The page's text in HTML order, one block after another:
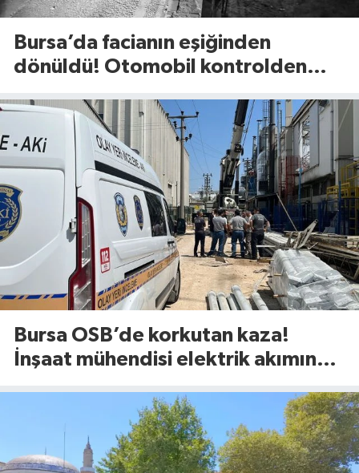
Bursa’da facianın eşiğinden
dönüldü! Otomobil kontrolden
Bursa OSB’de korkutan kaza!
İnşaat mühendisi elektrik akımına